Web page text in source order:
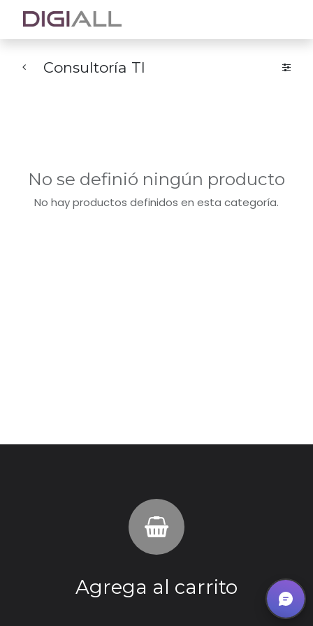
Consultoría TI
No se definió ningún producto
No hay productos definidos en esta categoría.
Agrega al carrito